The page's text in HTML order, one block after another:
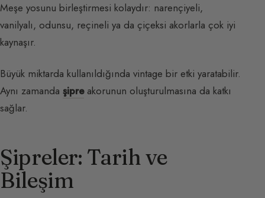
Meşe yosunu birleştirmesi kolaydır: narençiyeli,
vanilyalı, odunsu, reçineli ya da çiçeksi akorlarla çok iyi
kaynaşır.
Büyük miktarda kullanıldığında vintage bir etki yaratabilir.
Aynı zamanda şipreakorunun oluşturulmasına da katkı
sağlar.
Şipreler: Tarih ve
Bileşim